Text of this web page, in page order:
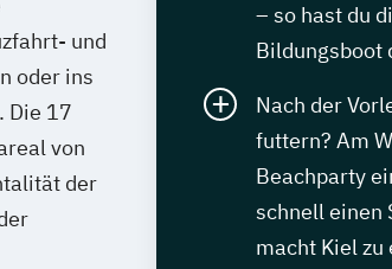
und
oder ins
Die 17
von
der
– so hast du
Bildungsboot
Nach der
futtern? Am
Beachparty
schnell einen
macht Kiel